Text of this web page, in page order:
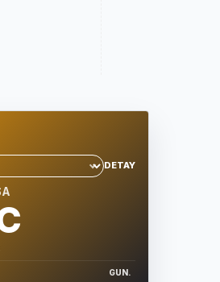
DETAY
GUN.